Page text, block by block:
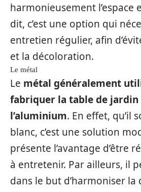
harmonieusement l’espace
dit, c’est une option qui
entretien régulier, afin
et la décoloration.
Le métal
Le métal généralement
fabriquer la table de jardin
l’aluminium. En effet, qu’il
blanc, c’est une solution
présente l’avantage d’être
à entretenir. Par ailleurs, il
dans le but d’harmoniser la